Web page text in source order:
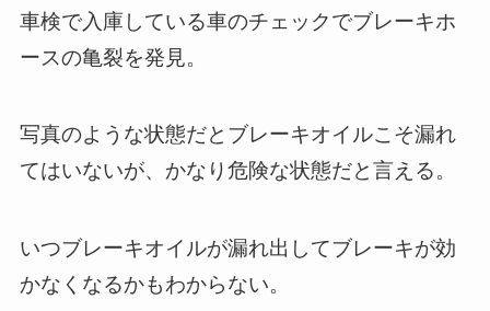
車検で入庫している車のチェックでブレーキホ
ースの亀裂を発見。
写真のような状態だとブレーキオイルこそ漏れ
てはいないが、かなり危険な状態だと言える。
いつブレーキオイルが漏れ出してブレーキが効
かなくなるかもわからない。